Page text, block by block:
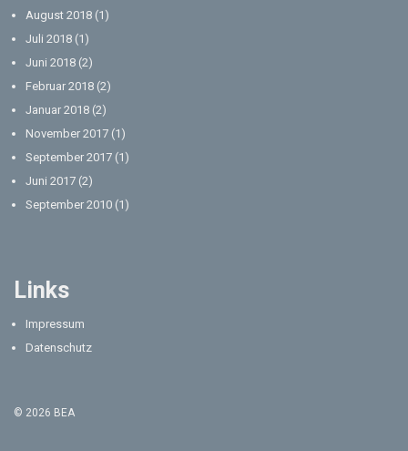
August 2018 (1)
Juli 2018 (1)
Juni 2018 (2)
Februar 2018 (2)
Januar 2018 (2)
November 2017 (1)
September 2017 (1)
Juni 2017 (2)
September 2010 (1)
Links
Impressum
Datenschutz
© 2026 BEA